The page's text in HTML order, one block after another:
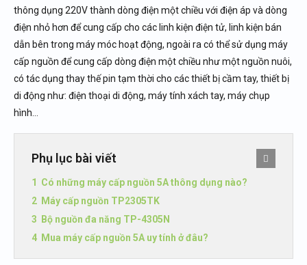
thông dụng 220V thành dòng điện một chiều với điện áp và dòng
điện nhỏ hơn để cung cấp cho các linh kiện điện tử, linh kiện bán
dẫn bên trong máy móc hoạt động, ngoài ra có thể sử dụng máy
cấp nguồn để cung cấp dòng điện một chiều như một nguồn nuôi,
có tác dụng thay thế pin tạm thời cho các thiết bị cầm tay, thiết bị
di động như: điện thoại di động, máy tính xách tay, máy chụp
hình…
Phụ lục bài viết
Có những máy cấp nguồn 5A thông dụng nào?
Máy cấp nguồn TP2305TK
Bộ nguồn đa năng TP-4305N
Mua máy cấp nguồn 5A uy tính ở đâu?